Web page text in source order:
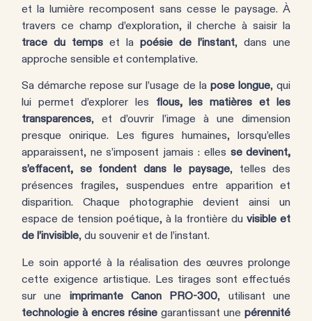
et la lumière recomposent sans cesse le paysage. À
travers ce champ d’exploration, il cherche à saisir la
trace du tempset lapoésie de l’instant, dans une
approche sensible et contemplative.
Sa démarche repose sur l’usage de la pose longue, qui
lui permet d’explorer les flous, les matières et les
transparences, et d’ouvrir l’image à une dimension
presque onirique. Les figures humaines, lorsqu’elles
apparaissent, ne s’imposent jamais : elles se devinent,
s’effacent, se fondent dans le paysage, telles des
présences fragiles, suspendues entre apparition et
disparition. Chaque photographie devient ainsi un
espace de tension poétique, à la frontière duvisible et
de l’invisible, du souvenir et de l’instant.
Le soin apporté à la réalisation des œuvres prolonge
cette exigence artistique. Les tirages sont effectués
sur une imprimante Canon PRO-300, utilisant une
technologie à encres résine garantissant unepérennité